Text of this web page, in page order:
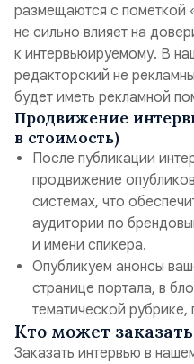
размещаются с пометкой
не сильно влияет на
к интервьюируемому. В
редакторский не
будет иметь рекламной
Продвижение
в стоимость)
После публикации
продвижение
системах, что
аудитории по
и имени спикера.
Опубликуем анонсы
странице портала, в
тематической рубрике,
Кто может
Заказать интервью в